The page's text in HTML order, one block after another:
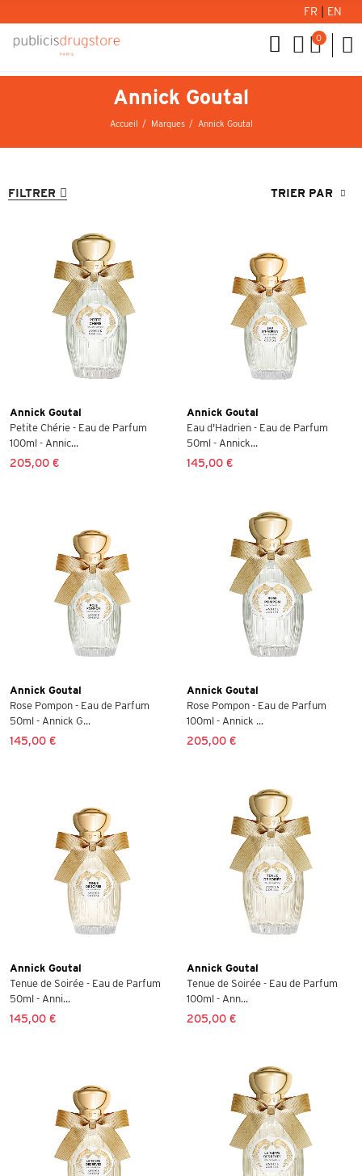
FR EN
0
Annick Goutal
Accueil Marques Annick Goutal
FILTRER TRIER PAR
Annick Goutal
Petite Chérie - Eau de Parfum
100ml - Annic...
205,00 €
Annick Goutal
Eau d'Hadrien - Eau de Parfum
50ml - Annick...
145,00 €
Annick Goutal
Rose Pompon - Eau de Parfum
50ml - Annick G...
145,00 €
Annick Goutal
Rose Pompon - Eau de Parfum
100ml - Annick ...
205,00 €
Annick Goutal
Tenue de Soirée - Eau de Parfum
50ml - Anni...
145,00 €
Annick Goutal
Tenue de Soirée - Eau de Parfum
100ml - Ann...
205,00 €